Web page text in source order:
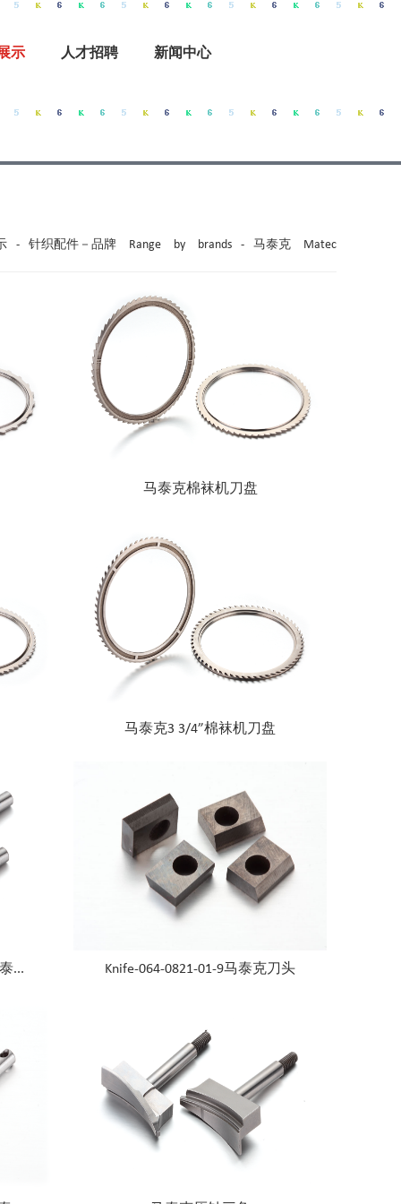
示 人才招聘 新闻中心
- 针织配件－品牌 Range by brands - 马泰克 Matec
马泰克棉袜机刀盘
​马泰克3 3/4”棉袜机刀盘
... Knife-064-0821-01-9马泰克刀头